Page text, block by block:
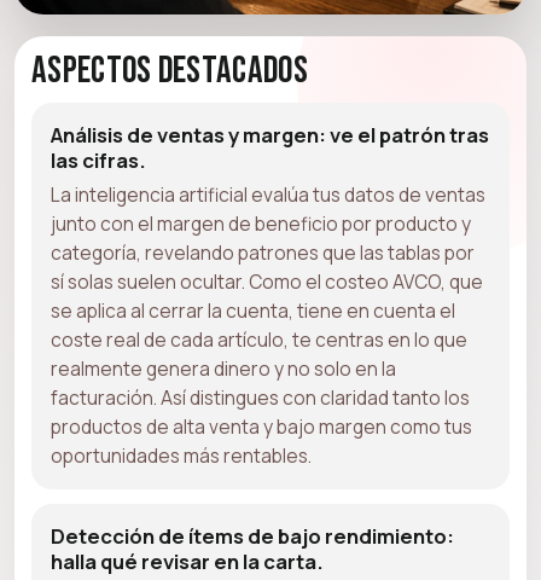
Aspectos destacados
Análisis de ventas y margen: ve el patrón tras
las cifras.
La inteligencia artificial evalúa tus datos de ventas
junto con el margen de beneficio por producto y
categoría, revelando patrones que las tablas por
sí solas suelen ocultar. Como el costeo AVCO, que
se aplica al cerrar la cuenta, tiene en cuenta el
coste real de cada artículo, te centras en lo que
realmente genera dinero y no solo en la
facturación. Así distingues con claridad tanto los
productos de alta venta y bajo margen como tus
oportunidades más rentables.
Detección de ítems de bajo rendimiento:
halla qué revisar en la carta.